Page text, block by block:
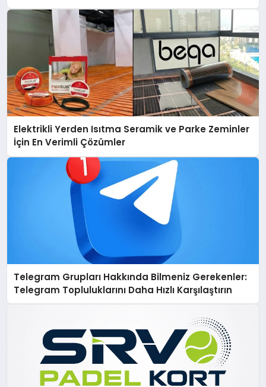
Elektrikli Yerden Isıtma Seramik ve Parke Zeminler
İçin En Verimli Çözümler
Telegram Grupları Hakkında Bilmeniz Gerekenler:
Telegram Topluluklarını Daha Hızlı Karşılaştırın